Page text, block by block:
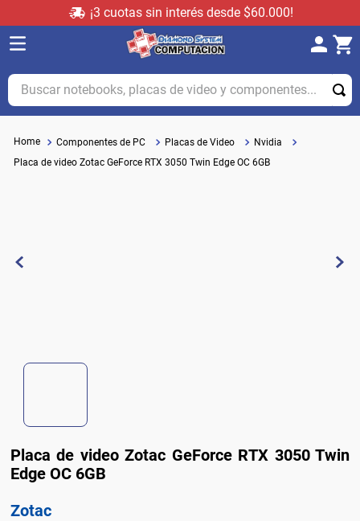
¡3 cuotas sin interés desde $60.000!
Buscar notebooks, placas de video y componentes...
Componentes de PC Placas de Video
Nvidia
Placa de video Zotac GeForce RTX 3050 Twin Edge OC 6GB
Placa de video Zotac GeForce RTX 3050 Twin
Edge OC 6GB
Zotac